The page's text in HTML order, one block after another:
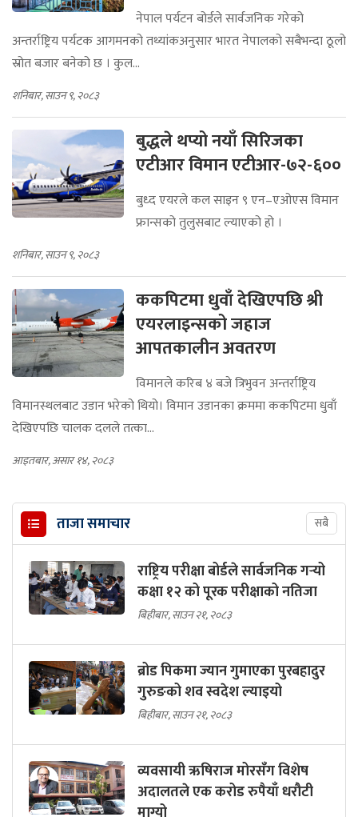
नेपाल पर्यटन बोर्डले सार्वजनिक गरेको
अन्तर्राष्ट्रिय पर्यटक आगमनको तथ्यांकअनुसार भारत नेपालको सबैभन्दा ठूलो
स्रोत बजार बनेको छ । कुल...
शनिबार, साउन ९, २०८३
बुद्धले थप्यो नयाँ सिरिजका
एटीआर विमान एटीआर-७२-६००
बुध्द एयरले कल साइन ९ एन–एओएस विमान
फ्रान्सको तुलुसबाट ल्याएको हो ।
शनिबार, साउन ९, २०८३
ककपिटमा धुवाँ देखिएपछि श्री
एयरलाइन्सको जहाज
आपतकालीन अवतरण
विमानले करिब ४ बजे त्रिभुवन अन्तर्राष्ट्रिय
विमानस्थलबाट उडान भरेको थियो। विमान उडानका क्रममा ककपिटमा धुवाँ
देखिएपछि चालक दलले तत्का...
आइतबार, असार १४, २०८३
ताजा समाचार सबै
राष्ट्रिय परीक्षा बोर्डले सार्वजनिक गर्‍यो
कक्षा १२ को पूरक परीक्षाको नतिजा
बिहीबार, साउन २१, २०८३
ब्रोड पिकमा ज्यान गुमाएका पुरबहादुर
गुरुङको शव स्वदेश ल्याइयो
बिहीबार, साउन २१, २०८३
व्यवसायी ऋषिराज मोरसँग विशेष
अदालतले एक करोड रुपैयाँ धरौटी